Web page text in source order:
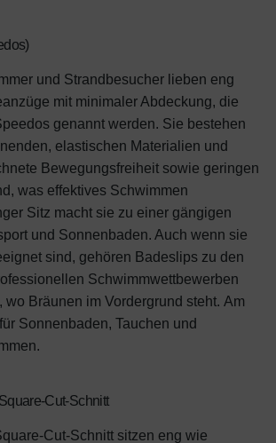
und Strandbesucher lieben eng
mit minimaler Abdeckung, die
genannt werden. Sie bestehen
elastischen Materialien und
Bewegungsfreiheit sowie geringen
was effektives Schwimmen
Sitz macht sie zu einer gängigen
und Sonnenbaden. Auch wenn sie
sind, gehören Badeslips zu den
Schwimmwettbewerben
wo Bräunen im Vordergrund steht. Am
Sonnenbaden, Tauchen und
Cut-Schnitt
Cut-Schnitt sitzen eng wie